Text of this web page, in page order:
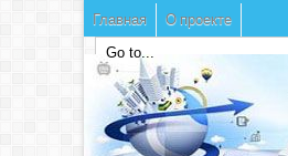
Главная О проекте